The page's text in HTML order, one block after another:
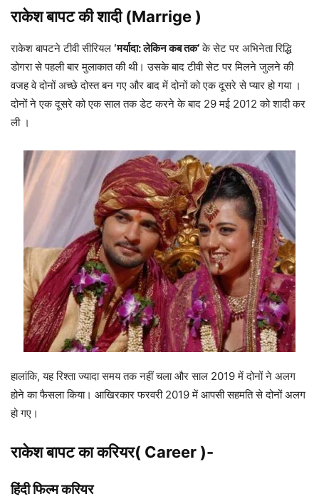
राकेश बापटकी शादी (Marrige )
राकेश बापटने टीवी सीरियल ‘मर्यादा: लेकिन कब तक’के सेट पर अभिनेता रिद्धि
डोगरा से पहली बार मुलाकात की थी। उसके बाद टीवी सेट पर मिलने जुलने की
वजह वे दोनों अच्छे दोस्त बन गए और बाद में दोनों को एक दूसरे से प्यार हो गया ।
दोनों ने एक दूसरे को एक साल तक डेट करने के बाद 29 मई 2012 को शादी कर
ली ।
हालांकि, यह रिश्ता ज्यादा समय तक नहीं चला और साल 2019 में दोनों ने अलग
होने का फैसला किया। आखिरकार फरवरी 2019 में आपसी सहमति से दोनों अलग
हो गए।
राकेश बापट का करियर( Career )-
हिंदी फिल्म करियर